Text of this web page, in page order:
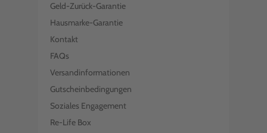
Geld-Zurück-Garantie
Hausmarke-Garantie
Kontakt
FAQs
Versandinformationen
Gutscheinbedingungen
Soziales Engagement
Re-Life Box